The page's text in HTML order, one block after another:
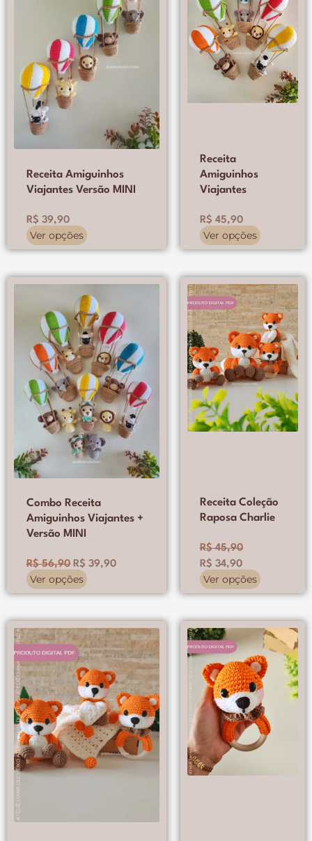
Receita Amiguinhos
Viajantes Versão MINI
R$ 39,90
Ver opções
opções
podem
ser
escolhidas
na
página
do
Receita
Amiguinhos
Viajantes
R$ 45,90
Ver opções
variantes.
As
opções
podem
na
Combo Receita
Amiguinhos Viajantes +
Versão MINI
R$56,90
O
preço
original
era:
R$ 56,90.
R$ 39,90
O
atual
é:
R$ 39,90.
Ver opções
Este
tem
várias
variantes.
As
opções
podem
ser
escolhidas
página
do
produto
Receita Coleção
Raposa Charlie
R$45,90
O
preço
original
era:
R$ 45,90.
R$ 34,90
O
preço
atual
é:
R$ 34,90.
Ver opções
Este
produto
tem
várias
variantes.
As
opções
podem
ser
escolhidas
na
Este
produto
tem
várias
variantes.
As
opções
podem
ser
escolhidas
na
Este
produto
tem
várias
variantes.
As
opções
podem
ser
escolhidas
na